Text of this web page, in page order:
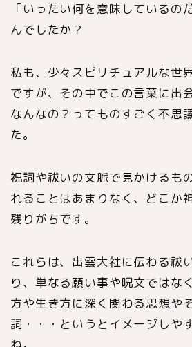
「いったい何を意味しているの
んでしたか？
私も、少々スピリチュアルな世
ですが、その中でこの言葉に出
なんなの？ってものすごく不思
た。
祝詞や祓いの文脈で見かけるも
れることはあまりなく、どこか
残りがちです。
これらは、出雲大社に伝わる祓
り、単なる願い事や呪文ではな
方や生き方に深く関わる思想や
詞・・・というとイメージしや